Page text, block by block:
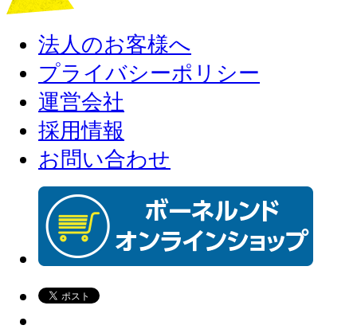
法人のお客様へ
プライバシーポリシー
運営会社
採用情報
お問い合わせ